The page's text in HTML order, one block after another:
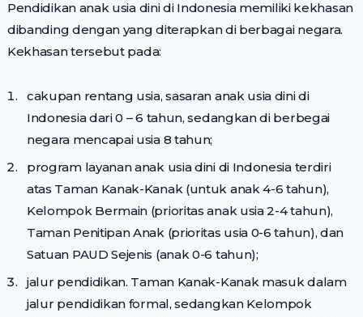
Pendidikan anak usia dini di Indonesia memiliki kekhasan
dibanding dengan yang diterapkan di berbagai negara.
Kekhasan tersebut pada:
cakupan rentang usia, sasaran anak usia dini di
Indonesia dari 0 – 6 tahun, sedangkan di berbegai
negara mencapai usia 8 tahun;
program layanan anak usia dini di Indonesia terdiri
atas Taman Kanak-Kanak (untuk anak 4-6 tahun),
Kelompok Bermain (prioritas anak usia 2-4 tahun),
Taman Penitipan Anak (prioritas usia 0-6 tahun), dan
Satuan PAUD Sejenis (anak 0-6 tahun);
jalur pendidikan. Taman Kanak-Kanak masuk dalam
jalur pendidikan formal, sedangkan Kelompok